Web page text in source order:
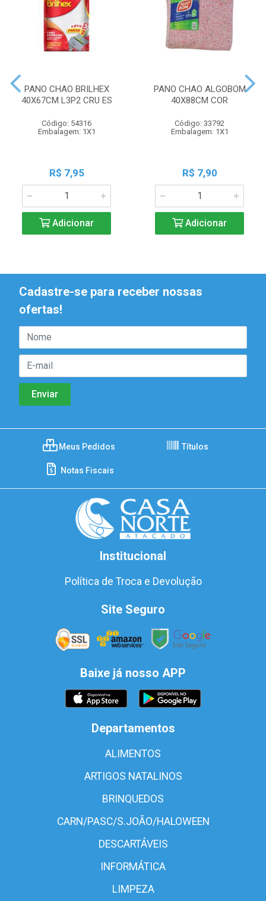
PANO CHAO BRILHEX
40X67CM L3P2 CRU ES
Código: 54316
Embalagem: 1X1
R$ 7,95
Adicionar
PANO CHAO ALGOBOM
40X88CM COR
Código: 33792
Embalagem: 1X1
R$ 7,90
Adicionar
Cadastre-se para receber nossas
ofertas!
Meus Pedidos Títulos
Notas Fiscais
Institucional
Política de Troca e Devolução
Site Seguro
Baixe já nosso APP
Departamentos
ALIMENTOS
ARTIGOS NATALINOS
BRINQUEDOS
CARN/PASC/S.JOÃO/HALOWEEN
DESCARTÁVEIS
INFORMÁTICA
LIMPEZA